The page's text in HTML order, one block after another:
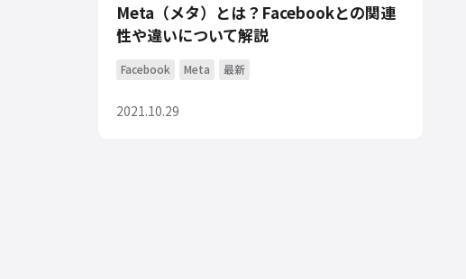
Meta（メタ）とは？Facebookとの関連
性や違いについて解説
Facebook Meta 最新
2021.10.29